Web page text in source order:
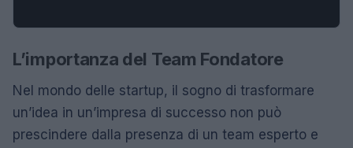
L’importanza del Team Fondatore
Nel mondo delle startup, il sogno di trasformare
un’idea in un’impresa di successo non può
prescindere dalla presenza di un team esperto e